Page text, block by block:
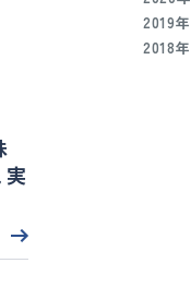
2019年
2018年